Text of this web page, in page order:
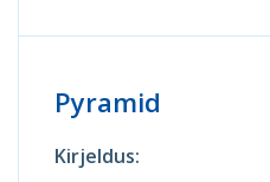
Pyramid
Kirjeldus: